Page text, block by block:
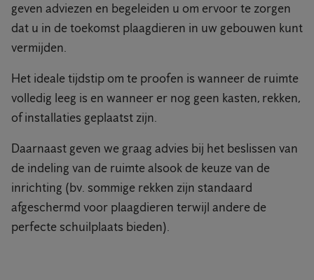
geven adviezen en begeleiden u om ervoor te zorgen
dat u in de toekomst plaagdieren in uw gebouwen kunt
vermijden.
Het ideale tijdstip om te proofen is wanneer de ruimte
volledig leeg is en wanneer er nog geen kasten, rekken,
of installaties geplaatst zijn.
Daarnaast geven we graag advies bij het beslissen van
de indeling van de ruimte alsook de keuze van de
inrichting (bv. sommige rekken zijn standaard
afgeschermd voor plaagdieren terwijl andere de
perfecte schuilplaats bieden).